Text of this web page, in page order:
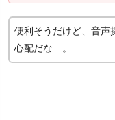
便利そうだけど、音声
心配だな…。